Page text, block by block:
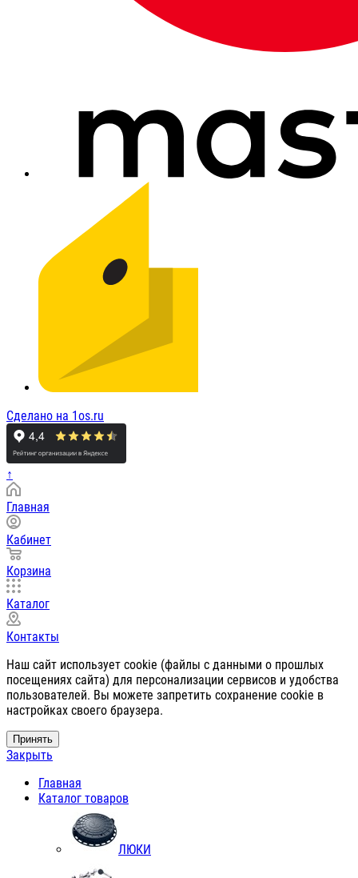
Сделано на 1os.ru
↑
Главная
Кабинет
Корзина
Каталог
Контакты
Наш сайт использует cookie (файлы с данными о прошлых
посещениях сайта) для персонализации сервисов и удобства
пользователей. Вы можете запретить сохранение cookie в
настройках своего браузера.
Принять
Закрыть
Главная
Каталог товаров
ЛЮКИ